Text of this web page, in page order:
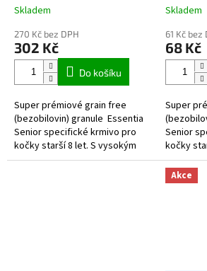
Skladem
270 Kč bez DPH
302 Kč
Do košíku
Super prémiové grain free
(bezobilovin) granule Essentia
Senior specifické krmivo pro
kočky starší 8 let. S vysokým
obsahem kvalitních a vysoce
Skladem
61 Kč bez
68 Kč
Super
Senior
kočky
Akce